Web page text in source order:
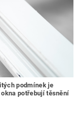
podmínek je
potřebují těsnění